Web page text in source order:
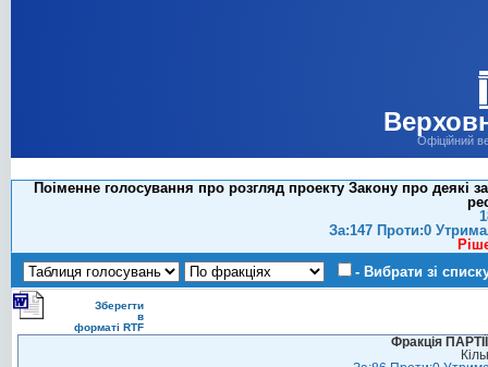
Офіційний
Поіменне голосування про розгляд проекту Закону про деякі
За:147 Проти:0
- Вибрати зі
Зберегти
в
форматі RTF
Фракція